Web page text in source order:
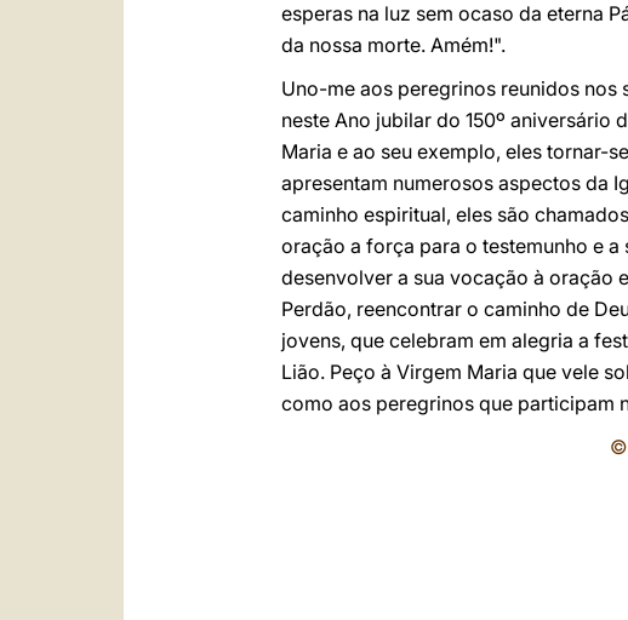
esperas na luz sem ocaso da eterna
da nossa morte. Amém!".
Uno-me aos peregrinos reunidos nos
neste Ano jubilar do 150º aniversário
Maria e ao seu exemplo, eles tornar-
apresentam numerosos aspectos da
caminho espiritual, eles são
oração a força para o testemunho e
desenvolver a sua vocação à oração
Perdão, reencontrar o caminho de
jovens, que celebram em alegria a
Lião. Peço à Virgem Maria que vele
como aos peregrinos que participam
©